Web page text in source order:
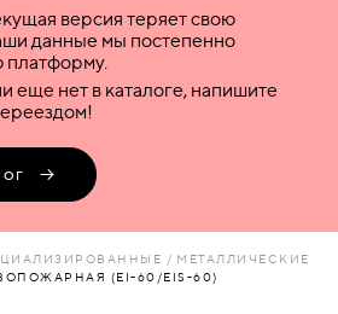
версия теряет свою
данные мы постепенно
платформу.
еще нет в каталоге, напишите
МЕТАЛЛИЧЕСКИЕ
(EI-60/EIS-60)